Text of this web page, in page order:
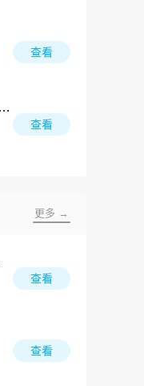
查看
星光灿烂Secret Love
查看
更多 →
查看
查看